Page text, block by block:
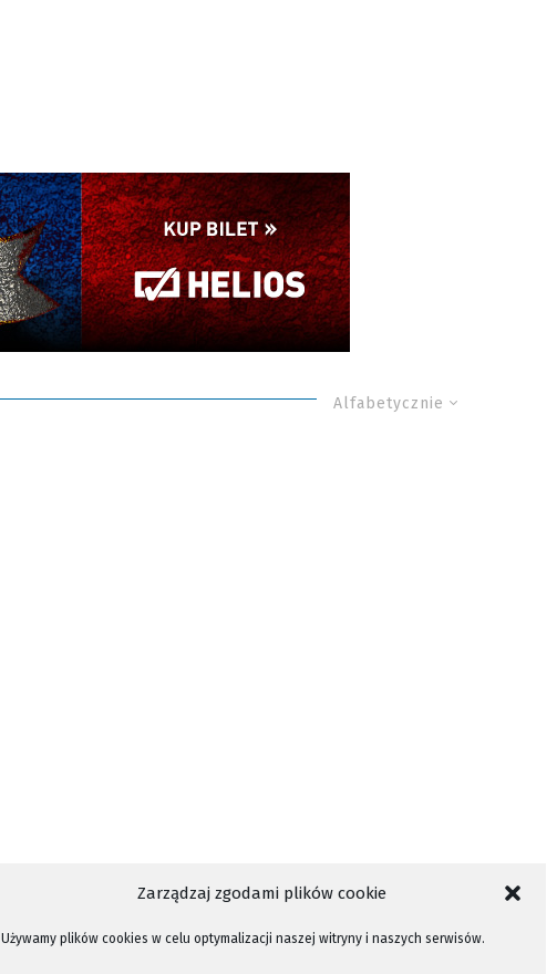
Zarządzaj zgodami plików cookie
Używamy plików cookies w celu optymalizacji naszej witryny i naszych serwisów.
Alfabetycznie